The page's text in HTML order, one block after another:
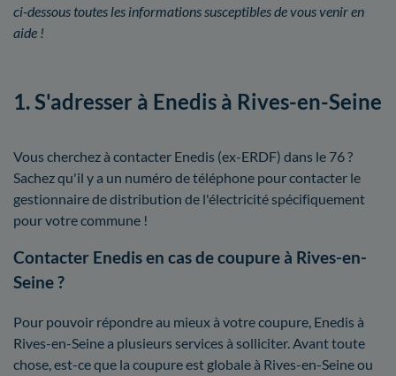
ci-dessous toutes les informations susceptibles de vous venir en
aide !
1. S'adresser à Enedis à Rives-en-Seine
Vous cherchez à contacter Enedis (ex-ERDF) dans le 76 ?
Sachez qu'il y a un numéro de téléphone pour contacter le
gestionnaire de distribution de l'électricité spécifiquement
pour votre commune !
Contacter Enedis en cas de coupure à Rives-en-
Seine ?
Pour pouvoir répondre au mieux à votre coupure, Enedis à
Rives-en-Seine a plusieurs services à solliciter. Avant toute
chose, est-ce que la coupure est globale à Rives-en-Seine ou